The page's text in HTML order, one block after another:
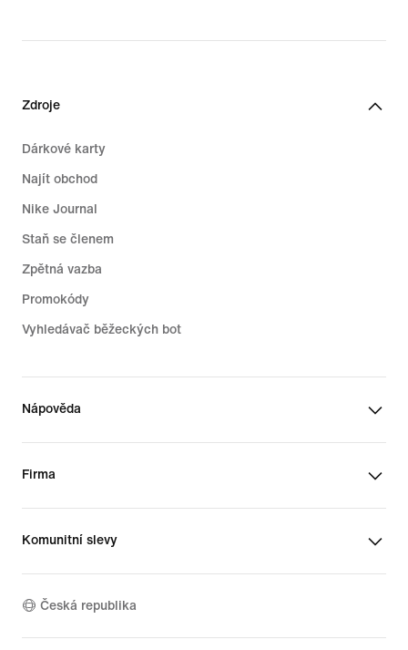
Zdroje
Dárkové karty
Najít obchod
Nike Journal
Staň se členem
Zpětná vazba
Promokódy
Vyhledávač běžeckých bot
Nápověda
Firma
Komunitní slevy
Česká republika